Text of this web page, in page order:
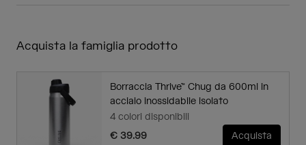
Acquista la famiglia prodotto
Borraccia Thrive™ Chug da 600ml in
acciaio inossidabile isolato
4 colori disponibili
€ 39.99
Acquista